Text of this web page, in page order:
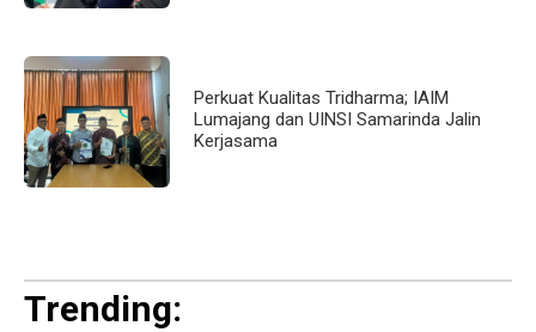
Perkuat Kualitas Tridharma; IAIM
Lumajang dan UINSI Samarinda Jalin
Kerjasama
Trending: